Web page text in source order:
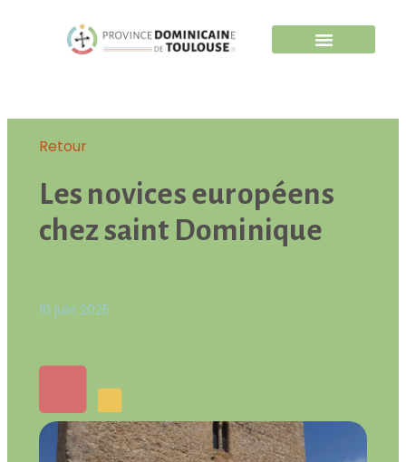
Retour
Les novices européens
chez saint Dominique
10 juin 2025